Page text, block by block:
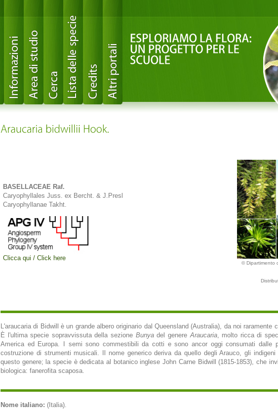
BASELLACEAE Raf.
Caryophyllales Juss. ex Bercht. & J.Presl
Caryophyllanae Takht.
Clicca qui / Click here
© Dipartimento
L'araucaria di Bidwill è un grande albero originario dal Queensland (Australia), da noi
È l'ultima specie sopravvissuta della sezione Bunyadel genereAraucaria, molto ricca di
America ed Europa. I semi sono commestibili da cotti e sono ancor oggi consumati dalle
costruzione di strumenti musicali. Il nome generico deriva da quello degli Arauco, gli
questo genere; la specie è dedicata al botanico inglese John Carne Bidwill (1815-1853), che
biologica: fanerofita scaposa.
Nome italiano: (Italia).